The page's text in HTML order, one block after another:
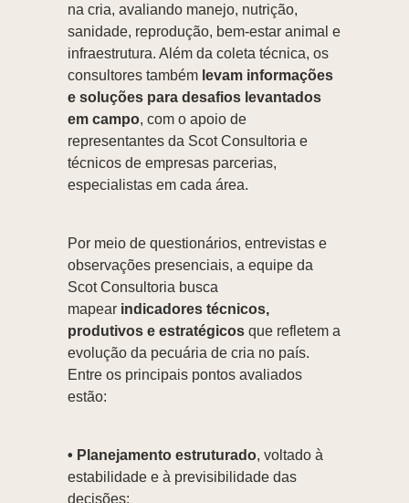
na cria, avaliando manejo, nutrição,
sanidade, reprodução, bem-estar animal e
infraestrutura. Além da coleta técnica, os
consultores também levam informações
e soluções para desafios levantados
em campo, com o apoio de
representantes da Scot Consultoria e
técnicos de empresas parcerias,
especialistas em cada área.
Por meio de questionários, entrevistas e
observações presenciais, a equipe da
Scot Consultoria busca
mapear indicadores técnicos,
produtivos e estratégicos que refletem a
evolução da pecuária de cria no país.
Entre os principais pontos avaliados
estão:
• Planejamento estruturado, voltado à
estabilidade e à previsibilidade das
decisões;